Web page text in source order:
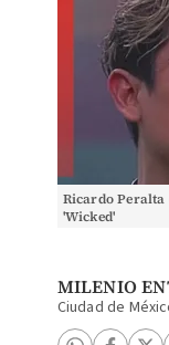
Ricardo Peralta
'Wicked'
MILENIO
Ciudad de